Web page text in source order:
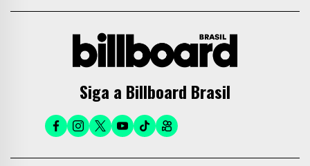
Siga a Billboard Brasil